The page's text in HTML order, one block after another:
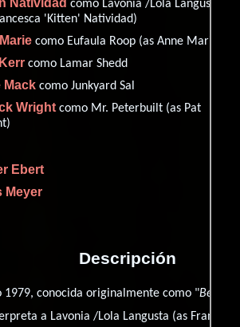
Natividad como Lavonia /Lola Langusta
'Kitten' Natividad)
como Eufaula Roop (as Anne Marie)
como Lamar Shedd
Mack como Junkyard Sal
Wrightcomo Mr. Peterbuilt (as Pat
Ebert
Meyer
Descripción
1979, conocida originalmente como "
a Lavonia /Lola Langusta (as